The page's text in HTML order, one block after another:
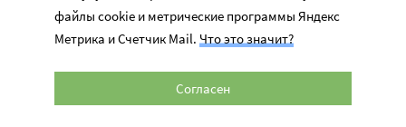
ВСЕ СОБЫТИЯ
файлы cookie и метрические программы Яндекс
Метрика и Счетчик Mail. Что это значит?
Согласен